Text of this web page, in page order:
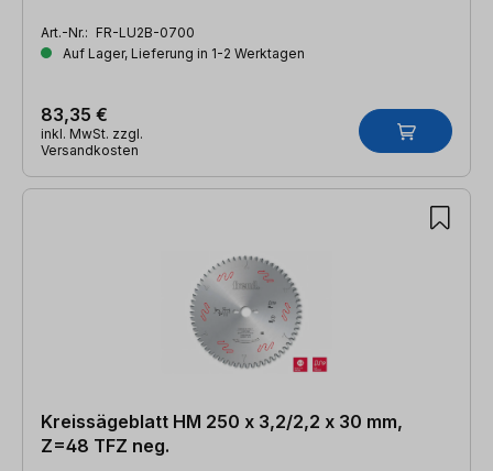
Art.-Nr.: FR-LU2B-0700
Auf Lager, Lieferung in 1-2 Werktagen
83,35 €
inkl. MwSt. zzgl.
Versandkosten
Kreissägeblatt HM 250 x 3,2/2,2 x 30 mm,
Z=48 TFZ neg.